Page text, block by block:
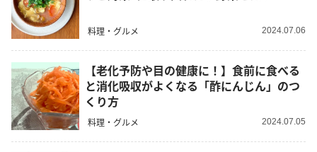
料理・グルメ 2024.07.06
【老化予防や目の健康に！】食前に食べる
と消化吸収がよくなる「酢にんじん」のつ
くり方
料理・グルメ 2024.07.05